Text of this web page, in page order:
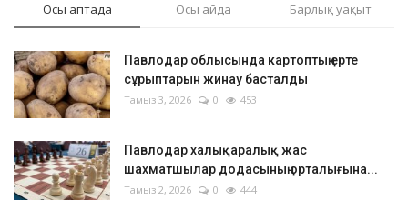
Осы аптада Осы айда Барлық уақыт
Павлодар облысында картоптың ерте
сұрыптарын жинау басталды
Тамыз 3, 2026 0 453
Павлодар халықаралық жас
шахматшылар додасының орталығына...
Тамыз 2, 2026 0 444